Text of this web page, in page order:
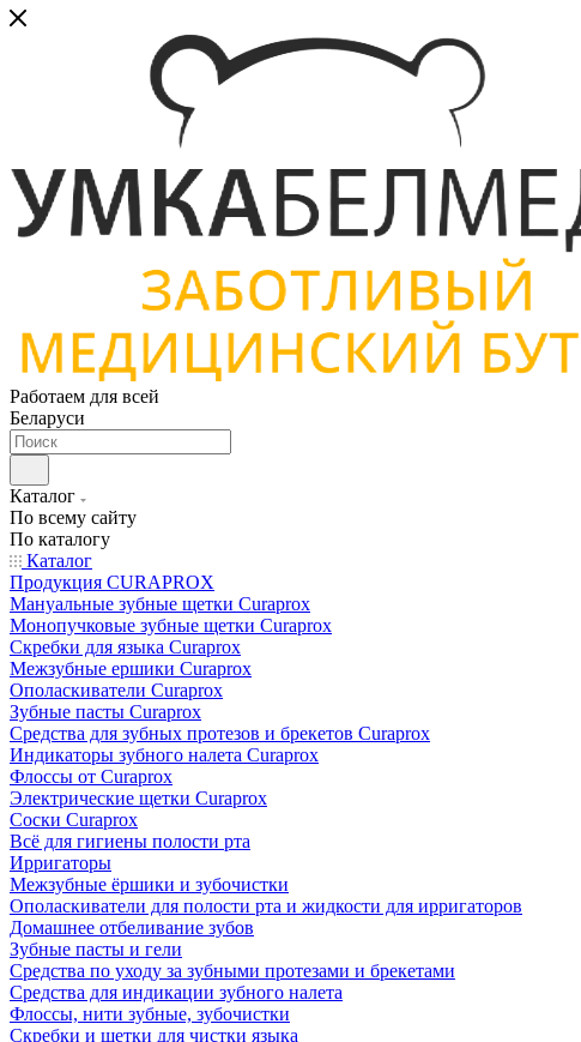
Работаем для всей
Беларуси
Каталог
По всему сайту
По каталогу
Каталог
Продукция CURAPROX
Мануальные зубные щетки Curaprox
Монопучковые зубные щетки Curaprox
Скребки для языка Curaprox
Межзубные ершики Curaprox
Ополаскиватели Curaprox
Зубные пасты Curaprox
Средства для зубных протезов и брекетов Curaprox
Индикаторы зубного налета Curaprox
Флоссы от Curaprox
Электрические щетки Curaprox
Соски Curaprox
Всё для гигиены полости рта
Ирригаторы
Межзубные ёршики и зубочистки
Ополаскиватели для полости рта и жидкости для ирригаторов
Домашнее отбеливание зубов
Зубные пасты и гели
Средства по уходу за зубными протезами и брекетами
Средства для индикации зубного налета
Флоссы, нити зубные, зубочистки
Скребки и щетки для чистки языка